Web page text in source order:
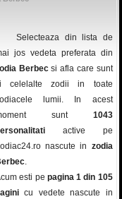
Selecteaza din lista de
jos vedeta preferata din
Berbecsi afla care sunt
celelalte zodii in toate
lumii. In acest
sunt 1043
active pe
nascute in zodia
.
esti pe pagina 1 din 105
cu vedete nascute in